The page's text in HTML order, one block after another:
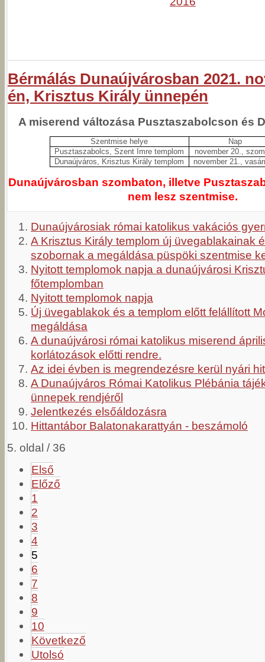
Bérmálás Dunaújvárosban 2021.
én, Krisztus Király ünnepén
A miserend változása Pusztaszabolcson és
Szentmise helye
Nap
Pusztaszabolcs, Szent Imre templom
november 20.,
Dunaújváros, Krisztus Király templom
november 21.,
Dunaújvárosban szombaton, illetve
nem lesz szentmise.
Dunaújvárosiak római katolikus vakációs
A Krisztus Király templom új üvegablakainak
szobornak a megáldása püspöki szentmise
Nyitott templomok napja a dunaújvárosi
főtemplomban
Nyitott templomok napja
Új üvegablakok és a templom előtt felállított
megáldása
A dunaújvárosi római katolikus miserend
korlátozások előtti rendre.
Az idei évben is megrendezésre kerül nyári
A Dunaújváros Római Katolikus Plébánia
ünnepek rendjéről
Jelentkezés elsőáldozásra
Hittantábor Balatonakarattyán - beszámoló
5. oldal / 36
Első
Előző
1
2
3
4
5
6
7
8
9
10
Következő
Utolsó